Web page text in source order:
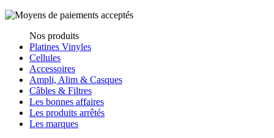
Nos produits
Platines Vinyles
Cellules
Accessoires
Ampli, Alim & Casques
Câbles & Filtres
Les bonnes affaires
Les produits arrêtés
Les marques